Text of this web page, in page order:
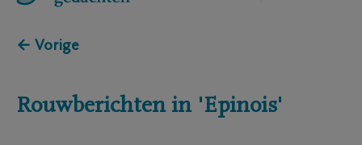
← Vorige
Rouwberichten in 'Epinois'